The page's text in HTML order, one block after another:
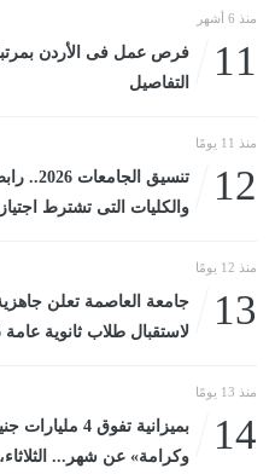
منذ 6 أشهر
11
التفاصيل
منذ 11 يومًا
12
تنسيق
والكليات التى تشترط
منذ 12 يومًا
13
جامعة العاصمة تعلن
لاستقبال طلاب ثانوية عامة 2026
منذ 13 يومًا
14
بميزانية
وكرامة» عن شهر... الثلاثاء، 14 يوليو 2026 10:46 صـ